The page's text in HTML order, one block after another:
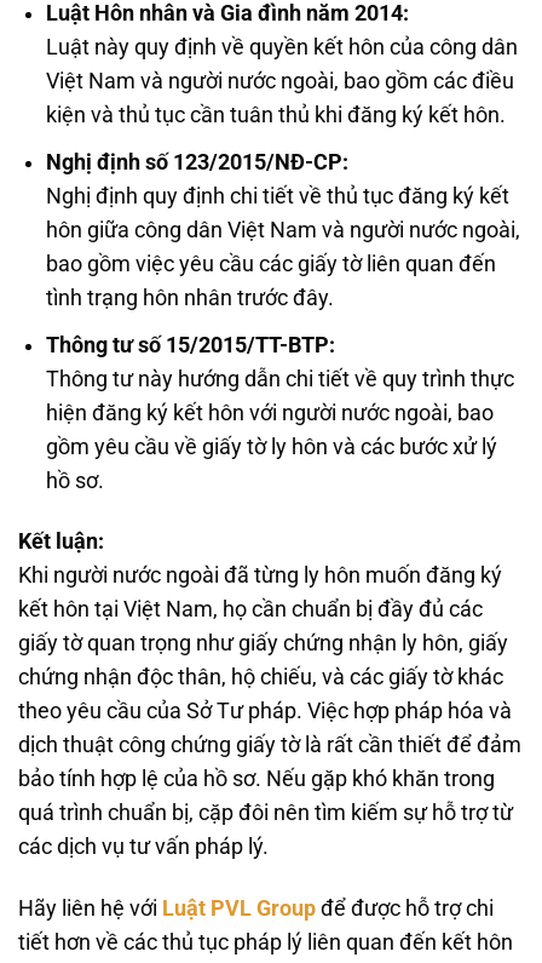
Luật Hôn nhân và Gia đình năm 2014:
Luật này quy định về quyền kết hôn của công dân
Việt Nam và người nước ngoài, bao gồm các điều
kiện và thủ tục cần tuân thủ khi đăng ký kết hôn.
Nghị định số 123/2015/NĐ-CP:
Nghị định quy định chi tiết về thủ tục đăng ký kết
hôn giữa công dân Việt Nam và người nước ngoài,
bao gồm việc yêu cầu các giấy tờ liên quan đến
tình trạng hôn nhân trước đây.
Thông tư số 15/2015/TT-BTP:
Thông tư này hướng dẫn chi tiết về quy trình thực
hiện đăng ký kết hôn với người nước ngoài, bao
gồm yêu cầu về giấy tờ ly hôn và các bước xử lý
hồ sơ.
Kết luận:
Khi người nước ngoài đã từng ly hôn muốn đăng ký
kết hôn tại Việt Nam, họ cần chuẩn bị đầy đủ các
giấy tờ quan trọng như giấy chứng nhận ly hôn, giấy
chứng nhận độc thân, hộ chiếu, và các giấy tờ khác
theo yêu cầu của Sở Tư pháp. Việc hợp pháp hóa và
dịch thuật công chứng giấy tờ là rất cần thiết để đảm
bảo tính hợp lệ của hồ sơ. Nếu gặp khó khăn trong
quá trình chuẩn bị, cặp đôi nên tìm kiếm sự hỗ trợ từ
các dịch vụ tư vấn pháp lý.
Hãy liên hệ với Luật PVL Group để được hỗ trợ chi
tiết hơn về các thủ tục pháp lý liên quan đến kết hôn